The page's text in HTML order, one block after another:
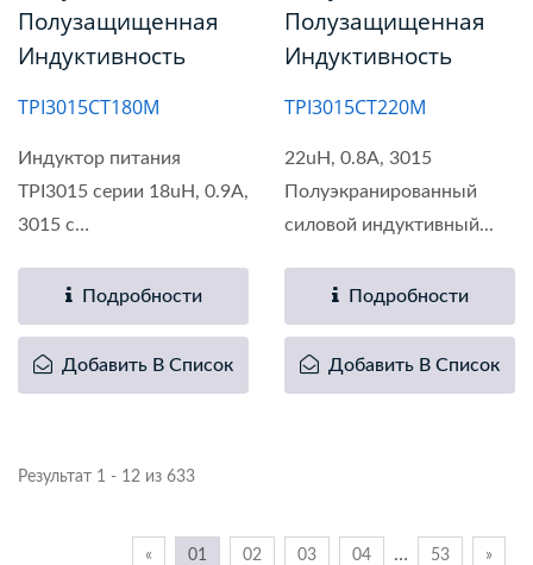
Полузащищенная
Индуктивность
TPI3015CT180M
Индуктор питания
TPI3015 серии 18uH, 0.9A,
3015 с
Подробности
Добавить В Список
Полузащищенная
Индуктивность
TPI3015CT220M
22uH, 0.8A, 3015
Полуэкранированный
силовой индуктивный...
Подробности
Добавить В Список
Результат 1 - 12 из 633
« 01 02 03 04 … 53 »